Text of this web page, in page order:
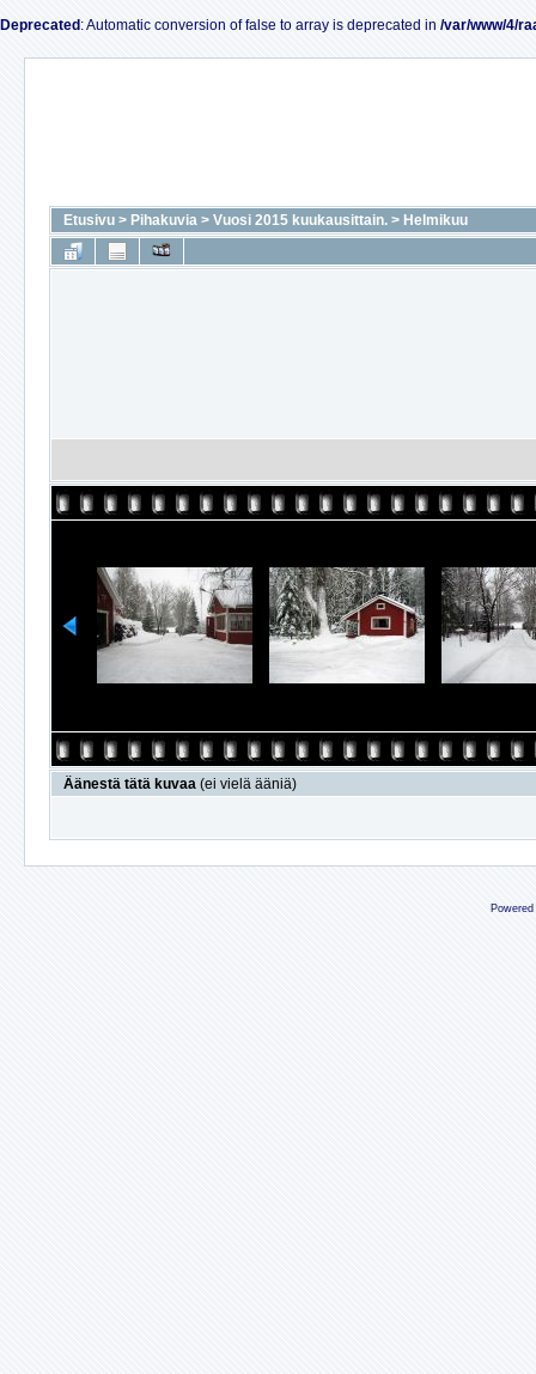
Deprecated : Automatic conversion of false to array is deprecated in /var/www/4/
Etusivu > Pihakuvia > Vuosi 2015 kuukausittain. > Helmikuu
Äänestä tätä kuvaa (ei vielä ääniä)